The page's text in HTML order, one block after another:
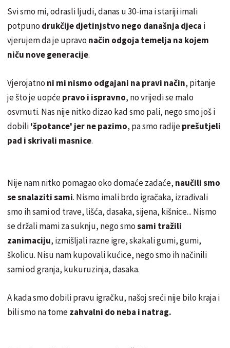
Svi smo mi, odrasli ljudi, danas u 30-ima i stariji imali
potpuno drukčije djetinjstvo nego današnja djeca i
vjerujem da je upravo način odgoja temelja na kojem
niču nove generacije.
Vjerojatno ni mi nismo odgajani na pravi način, pitanje
je što je uopćepravo i ispravno, no vrijedi se malo
osvrnuti. Nas nije nitko dizao kad smo pali, nego smo još i
dobili'špotance' jer ne pazimo, pa smo radijeprešutjeli
pad i skrivali masnice.
Nije nam nitko pomagao oko domaće zadaće, naučili smo
se snalaziti sami. Nismo imali brdo igračaka, izrađivali
smo ih sami od trave, lišća, dasaka, sijena, kišnice... Nismo
se držali mami za suknju, nego smosami tražili
zanimaciju, izmišljali razne igre, skakali gumi, gumi,
školicu. Nisu nam kupovali kućice, nego smo ih načinili
sami od granja, kukuruzinja, dasaka.
A kada smo dobili pravu igračku, našoj sreći nije bilo kraja i
bili smo na tomezahvalni do neba i natrag.